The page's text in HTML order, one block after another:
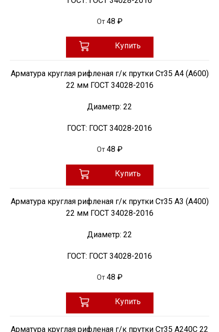
От 48 ₽
Купить
Арматура круглая рифленая г/к прутки Ст35 А4 (А600)
22 мм ГОСТ 34028-2016
Диаметр: 22
ГОСТ: ГОСТ 34028-2016
От 48 ₽
Купить
Арматура круглая рифленая г/к прутки Ст35 А3 (А400)
22 мм ГОСТ 34028-2016
Диаметр: 22
ГОСТ: ГОСТ 34028-2016
От 48 ₽
Купить
Арматура круглая рифленая г/к прутки Ст35 А240С 22